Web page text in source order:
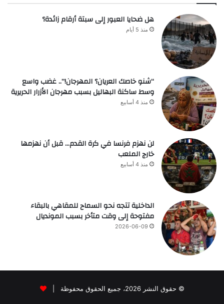
هل ضحايا العبور إلى سبتة أرقام زائدة؟
منذ 5 أيام
“شنو خاصك العريان؟ المهرجان!”.. غضب واسع
وسط ساكنة البهاليل بسبب مهرجان الأزرار الحريرية
منذ 4 أسابيع
لن نهزم فرنسا في كرة القدم… قبل أن نهزمها
خارج الملعب
منذ 4 أسابيع
الداخلية تتجه نحو السماح للمقاهي بالبقاء
مفتوحة إلى وقت متأخر بسبب المونديال
2026-06-09
© حقوق النشر 2026، جميع الحقوق محفوظة |